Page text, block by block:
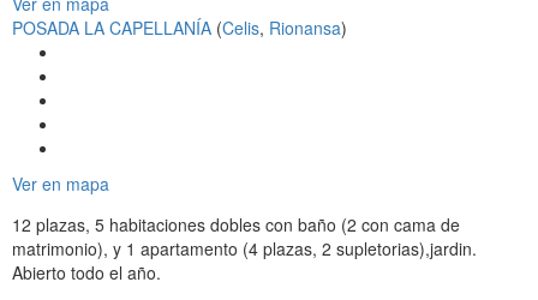
POSADA LA CAPELLANÍA (Celis, Rionansa)
Ver en mapa
12 plazas, 5 habitaciones dobles con baño (2 con cama de
matrimonio), y 1 apartamento (4 plazas, 2 supletorias),jardin.
Abierto todo el año.